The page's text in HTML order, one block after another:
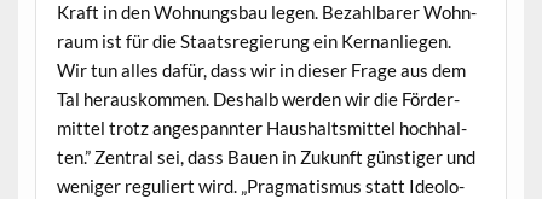
Kraft in den Woh­nungs­bau leg­en. Bezahlbar­er Wohn­
raum ist für die Staat­sregierung ein Ker­nan­liegen.
Wir tun alles dafür, dass wir in dieser Frage aus dem
Tal her­auskom­men. Deshalb wer­den wir die För­der­
mit­tel trotz anges­pan­nter Haushaltsmit­tel hochhal­
ten.” Zen­tral sei, dass Bauen in Zukun­ft gün­stiger und
weniger reg­uliert wird. „Prag­ma­tismus statt Ide­olo­